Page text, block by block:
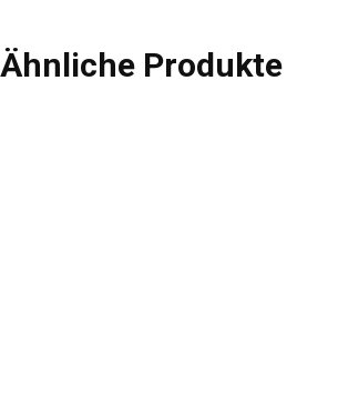
Ähnliche Produkte